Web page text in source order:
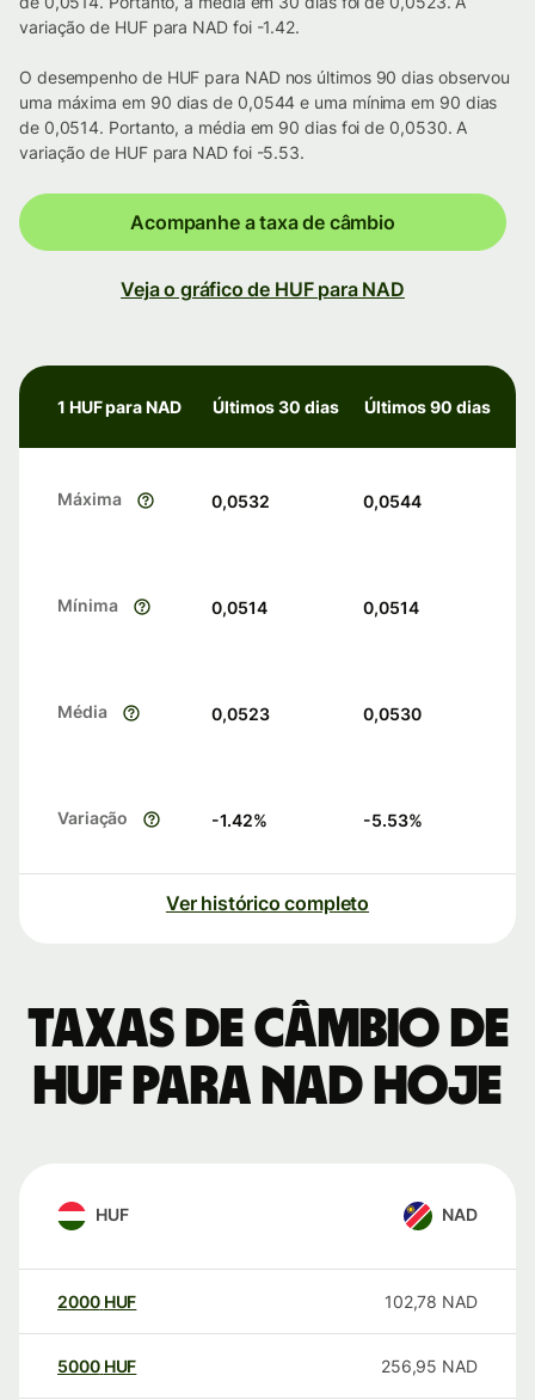
variação de HUF para NAD foi -1.42.
O desempenho de HUF para NAD nos últimos 90 dias observou
uma máxima em 90 dias de 0,0544 e uma mínima em 90 dias
de 0,0514. Portanto, a média em 90 dias foi de 0,0530. A
variação de HUF para NAD foi -5.53.
Acompanhe a taxa de câmbio
Veja o gráfico de HUF para NAD
1 HUF para NAD Últimos 30 dias Últimos 90 dias
Máxima 0,0532 0,0544
Mínima 0,0514 0,0514
Média 0,0523 0,0530
Variação -1.42% -5.53%
Ver histórico completo
Taxas de câmbio de
HUF para NAD hoje
HUF NAD
2000 HUF 102,78 NAD
5000 HUF 256,95 NAD